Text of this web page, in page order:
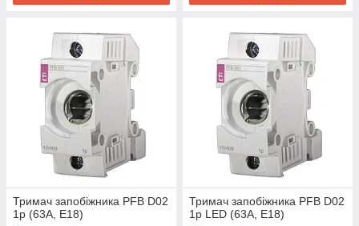
Тримач запобіжника PFB D02
1p (63А, E18)
Тримач запобіжника PFB D02
1p LED (63А, E18)